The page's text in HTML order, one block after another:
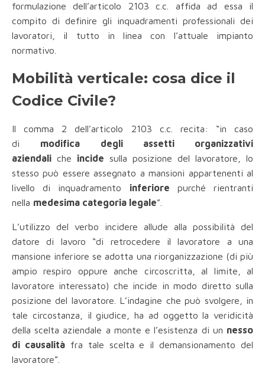
formulazione dell’articolo 2103 c.c. affida ad essa il
compito di definire gli inquadramenti professionali dei
lavoratori, il tutto in linea con l’attuale impianto
normativo.
Mobilità verticale: cosa dice il
Codice Civile?
Il comma 2 dell’articolo 2103 c.c. recita: “in caso
di modifica degli assetti organizzativi
aziendali che incide sulla posizione del lavoratore, lo
stesso può essere assegnato a mansioni appartenenti al
livello di inquadramento inferiore purché rientranti
nella medesima categoria legale”.
L’utilizzo del verbo incidere allude alla possibilità del
datore di lavoro “di retrocedere il lavoratore a una
mansione inferiore se adotta una riorganizzazione (di più
ampio respiro oppure anche circoscritta, al limite, al
lavoratore interessato) che incide in modo diretto sulla
posizione del lavoratore. L’indagine che può svolgere, in
tale circostanza, il giudice, ha ad oggetto la veridicità
della scelta aziendale a monte e l’esistenza di un nesso
di causalitàfra tale scelta e il demansionamento del
lavoratore”.